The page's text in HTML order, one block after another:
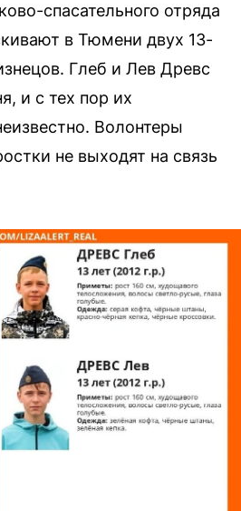
спасательного отряда
в Тюмени двух 13-
Глеб и Лев Древс
и с тех пор их
Волонтеры
не выходят на связь